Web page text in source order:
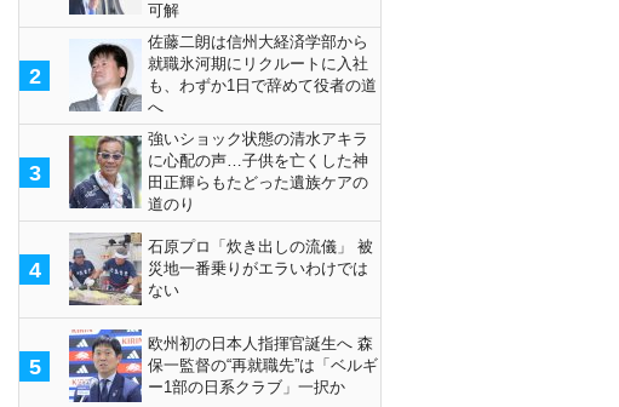
可解
2
佐藤二朗は信州大経済学部から
就職氷河期にリクルートに入社
も、わずか1日で辞めて役者の道
へ
3
強いショック状態の清水アキラ
に心配の声…子供を亡くした神
田正輝らもたどった遺族ケアの
道のり
4
石原プロ「炊き出しの流儀」 被
災地一番乗りがエラいわけでは
ない
5
欧州初の日本人指揮官誕生へ 森
保一監督の“再就職先”は「ベルギ
ー1部の日系クラブ」一択か